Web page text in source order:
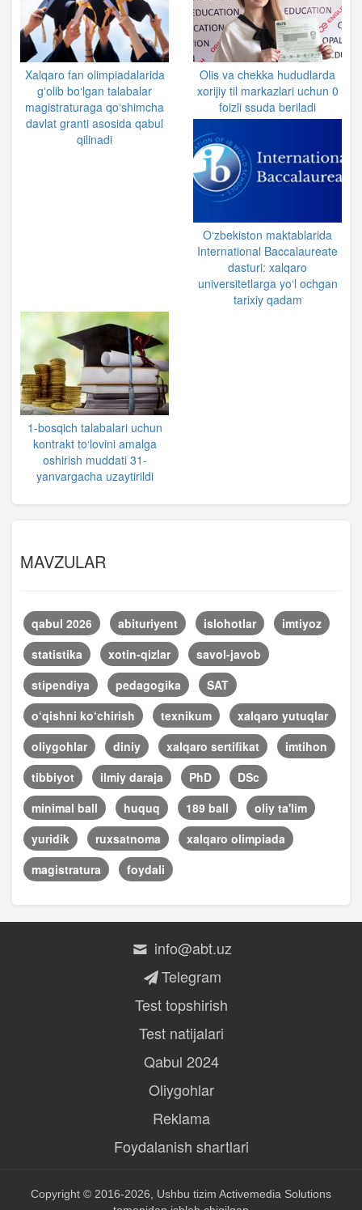
Xalqaro fan olimpiadalarida
gʻolib bo‘lgan talabalar
magistraturaga qoʻshimcha
davlat granti asosida qabul
qilinadi
Olis va chekka hududlarda
xorijiy til markazlari uchun 0
foizli ssuda beriladi
O‘zbekiston maktablarida
International Baccalaureate
dasturi: xalqaro
universitetlarga yo‘l ochgan
tarixiy qadam
1-bosqich talabalari uchun
kontrakt to‘lovini amalga
oshirish muddati 31-
yanvargacha uzaytirildi
MAVZULAR
qabul 2026 abituriyent islohotlar
imtiyoz
statistika
xotin-qizlar
savol-javob
stipendiya
pedagogika
SAT
o‘qishni ko‘chirish
texnikum
xalqaro yutuqlar
oliygohlar
diniy xalqaro sertifikat
imtihon
tibbiyot
ilmiy daraja PhD
DSc
minimal ball
huquq 189 ball
oliy ta'lim
yuridik
ruxsatnoma
xalqaro olimpiada
magistratura
foydali
info@abt.uz
Telegram
Test topshirish
Test natijalari
Qabul 2024
Oliygohlar
Reklama
Foydalanish shartlari
Copyright © 2016-2026, Ushbu tizim Activemedia Solutions